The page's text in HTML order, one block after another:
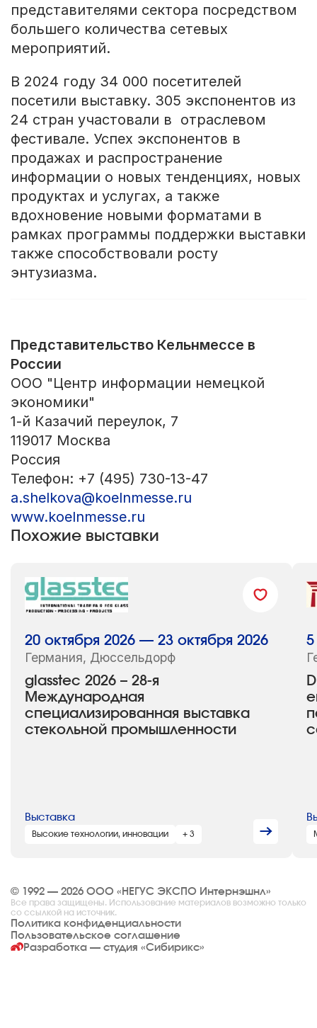
представителями сектора посредством
большего количества сетевых
мероприятий.
В 2024 году 34 000 посетителей
посетили выставку. 305 экспонентов из
24 стран участовали в отраслевом
фестивале. Успех экспонентов в
продажах и распространение
информации о новых тенденциях, новых
продуктах и услугах, а также
вдохновение новыми форматами в
рамках программы поддержки выставки
также способствовали росту
энтузиазма.
Представительство Кельнмессе в
России
ООО "Центр информации немецкой
экономики"
1-й Казачий переулок, 7
119017 Москва
Россия
Телефон: +7 (495) 730-13-47
a.shelkova@koelnmesse.ru
www.koelnmesse.ru
Похожие выставки
glasstec 2026 – 28-я
Международная
специализированная выставка
стекольной промышленности
20 октября 2026 — 23 октября 2026
Германия, Дюссельдорф
Выставка
Высокие технологии, инновации + 3
© 1992 — 2026 ООО «НЕГУС ЭКСПО Интернэшнл»
Все права защищены. Использование материалов возможно только
со ссылкой на источник.
Политика конфиденциальности
Пользовательское соглашение
Разработка — студия «Сибирикс»